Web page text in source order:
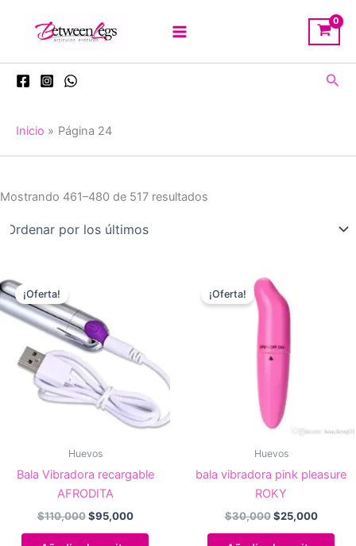
Inicio Página 24
Mostrando 461–480 de 517 resultados
¡Oferta!
Huevos
Bala Vibradora recargable
AFRODITA
$110,000 El
original
$95,000El
¡Oferta!
Huevos
bala vibradora pink pleasure
ROKY
$30,000 El
original
$25,000El